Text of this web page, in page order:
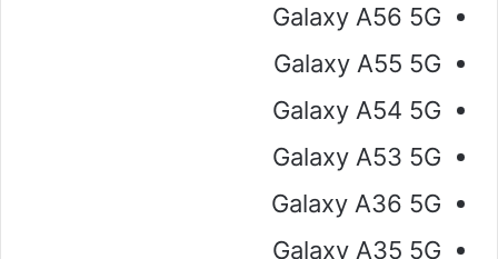
Galaxy A56 5G
Galaxy A55 5G
Galaxy A54 5G
Galaxy A53 5G
Galaxy A36 5G
Galaxy A35 5G